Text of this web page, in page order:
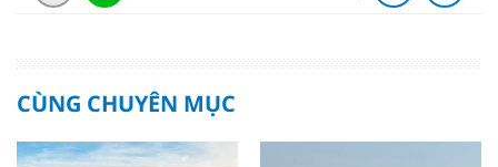
CÙNG CHUYÊN MỤC